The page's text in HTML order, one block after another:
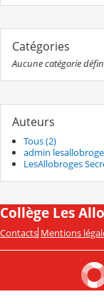
Catégories
Aucune catégorie
Auteurs
Tous (2)
admin
LesAllobroges
Collège Les
Contacts Mentions